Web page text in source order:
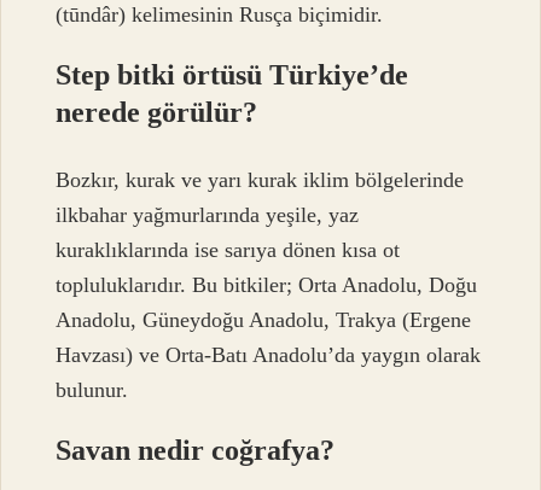
(tūndâr) kelimesinin Rusça biçimidir.
Step bitki örtüsü Türkiye’de
nerede görülür?
Bozkır, kurak ve yarı kurak iklim bölgelerinde
ilkbahar yağmurlarında yeşile, yaz
kuraklıklarında ise sarıya dönen kısa ot
topluluklarıdır. Bu bitkiler; Orta Anadolu, Doğu
Anadolu, Güneydoğu Anadolu, Trakya (Ergene
Havzası) ve Orta-Batı Anadolu’da yaygın olarak
bulunur.
Savan nedir coğrafya?